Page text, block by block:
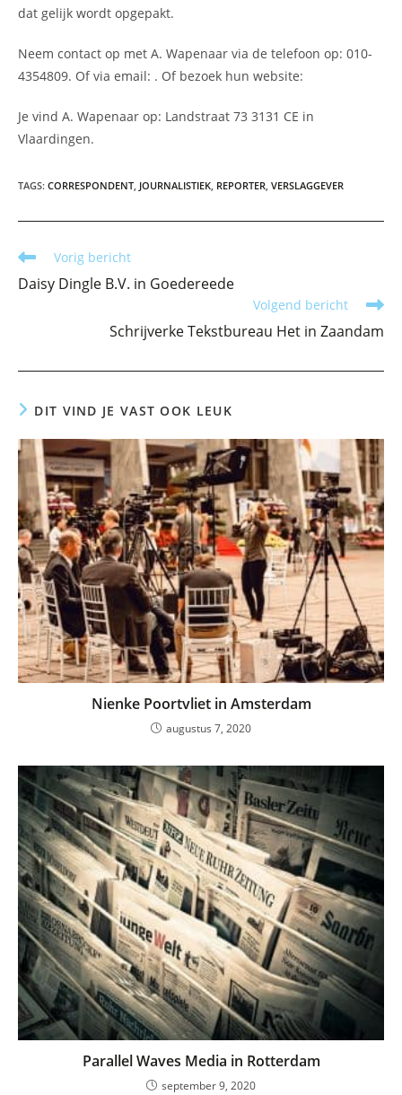
dat gelijk wordt opgepakt.
Neem contact op met A. Wapenaar via de telefoon op: 010-
4354809. Of via email: . Of bezoek hun website:
Je vind A. Wapenaar op: Landstraat 73 3131 CE in
Vlaardingen.
TAGS: CORRESPONDENT JOURNALISTIEK REPORTER VERSLAGGEVER
Lees
artikelen
Vorig bericht
Daisy Dingle B.V. in Goedereede
Volgend bericht
Schrijverke Tekstbureau Het in Zaandam
DIT VIND JE VAST OOK LEUK
Nienke Poortvliet in Amsterdam
augustus 7, 2020
Parallel Waves Media in Rotterdam
september 9, 2020